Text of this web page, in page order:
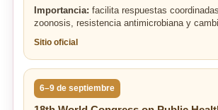
Importancia: facilita respuestas
zoonosis, resistencia antimicrobiana y
Sitio oficial
6–9 de septiembre